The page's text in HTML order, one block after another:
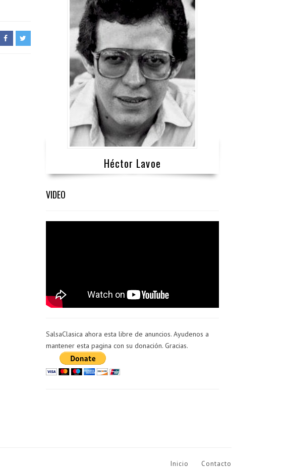
Héctor Lavoe
VIDEO
SalsaClasica ahora esta libre de anuncios. Ayudenos a
mantener esta pagina con su donación. Gracias.
Inicio Contacto